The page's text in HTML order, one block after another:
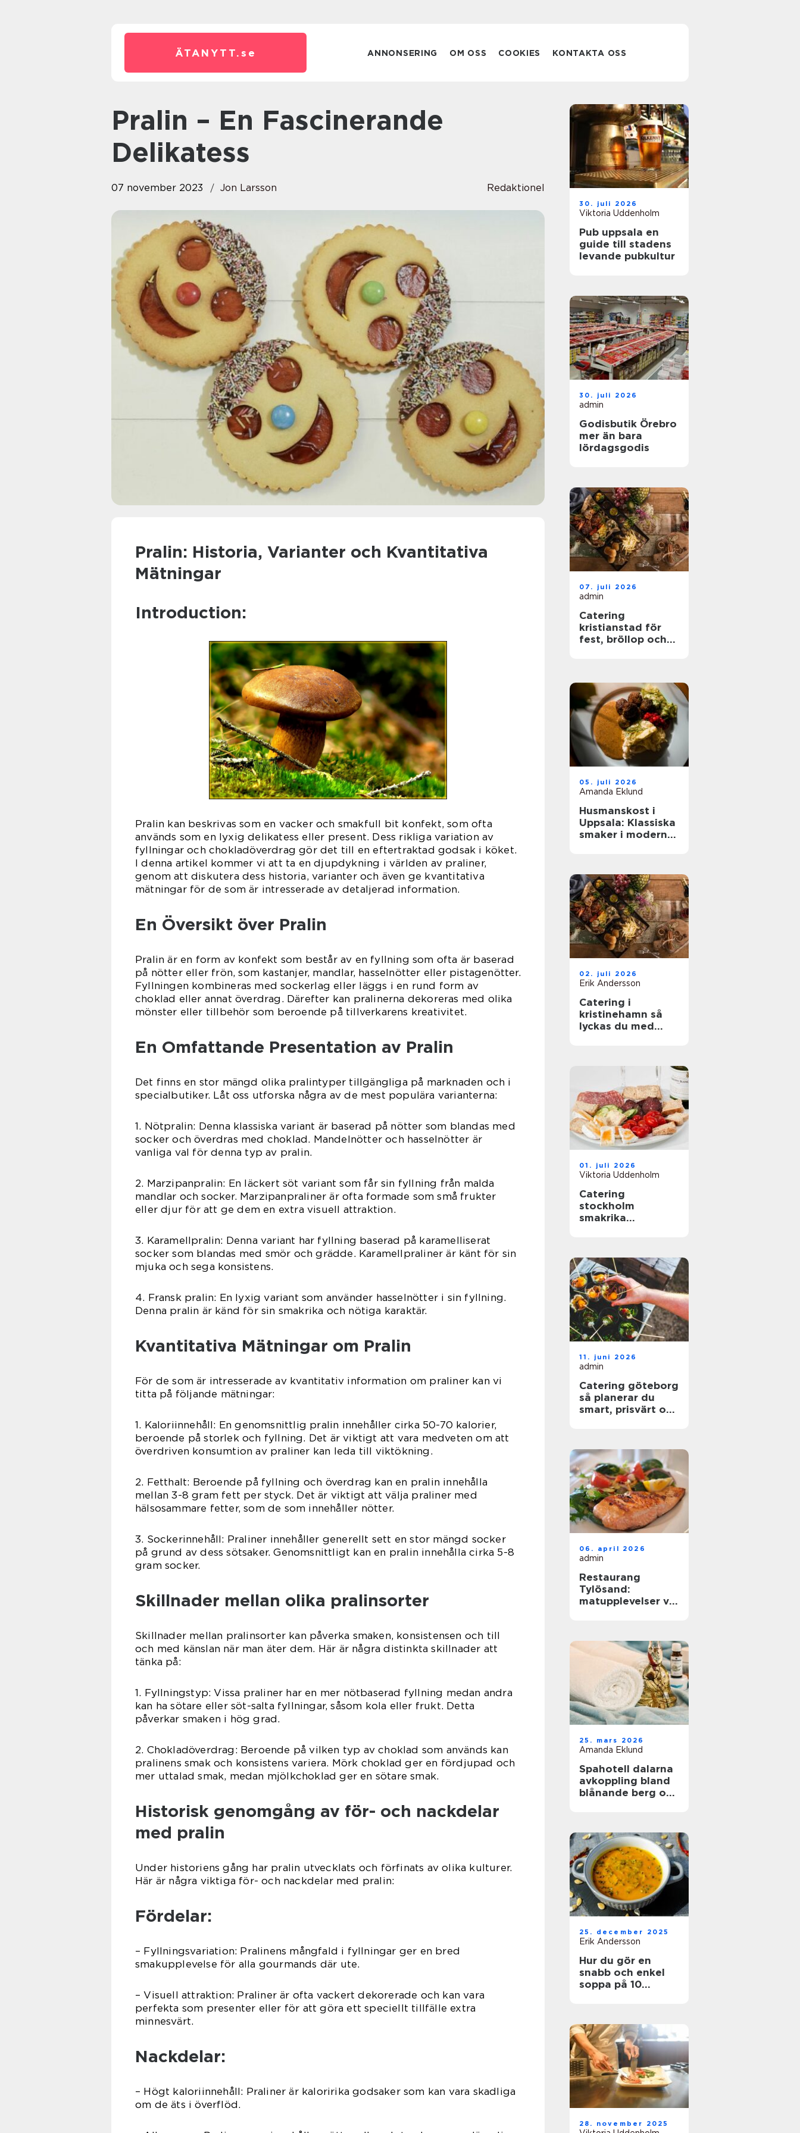
ÄTANYTT. se ANNONSERING OM OSS COOKIES KONTAKTA OSS
Pralin – En Fascinerande
Delikatess
07 november 2023 Jon Larsson Redaktionel
Pralin: Historia, Varianter och Kvantitativa
Mätningar
Introduction:
Pralin kan beskrivas som en vacker och smakfull bit konfekt, som ofta
används som en lyxig delikatess eller present. Dess rikliga variation av
fyllningar och chokladöverdrag gör det till en eftertraktad godsak i köket.
I denna artikel kommer vi att ta en djupdykning i världen av praliner,
genom att diskutera dess historia, varianter och även ge kvantitativa
mätningar för de som är intresserade av detaljerad information.
En Översikt över Pralin
Pralin är en form av konfekt som består av en fyllning som ofta är baserad
på nötter eller frön, som kastanjer, mandlar, hasselnötter eller pistagenötter.
Fyllningen kombineras med sockerlag eller läggs i en rund form av
choklad eller annat överdrag. Därefter kan pralinerna dekoreras med olika
mönster eller tillbehör som beroende på tillverkarens kreativitet.
En Omfattande Presentation av Pralin
Det finns en stor mängd olika pralintyper tillgängliga på marknaden och i
specialbutiker. Låt oss utforska några av de mest populära varianterna:
1. Nötpralin: Denna klassiska variant är baserad på nötter som blandas med
socker och överdras med choklad. Mandelnötter och hasselnötter är
vanliga val för denna typ av pralin.
2. Marzipanpralin: En läckert söt variant som får sin fyllning från malda
mandlar och socker. Marzipanpraliner är ofta formade som små frukter
eller djur för att ge dem en extra visuell attraktion.
3. Karamellpralin: Denna variant har fyllning baserad på karamelliserat
socker som blandas med smör och grädde. Karamellpraliner är känt för sin
mjuka och sega konsistens.
4. Fransk pralin: En lyxig variant som använder hasselnötter i sin fyllning.
Denna pralin är känd för sin smakrika och nötiga karaktär.
Kvantitativa Mätningar om Pralin
För de som är intresserade av kvantitativ information om praliner kan vi
titta på följande mätningar:
1. Kaloriinnehåll: En genomsnittlig pralin innehåller cirka 50-70 kalorier,
beroende på storlek och fyllning. Det är viktigt att vara medveten om att
överdriven konsumtion av praliner kan leda till viktökning.
2. Fetthalt: Beroende på fyllning och överdrag kan en pralin innehålla
mellan 3-8 gram fett per styck. Det är viktigt att välja praliner med
hälsosammare fetter, som de som innehåller nötter.
3. Sockerinnehåll: Praliner innehåller generellt sett en stor mängd socker
på grund av dess sötsaker. Genomsnittligt kan en pralin innehålla cirka 5-8
gram socker.
Skillnader mellan olika pralinsorter
Skillnader mellan pralinsorter kan påverka smaken, konsistensen och till
och med känslan när man äter dem. Här är några distinkta skillnader att
tänka på:
1. Fyllningstyp: Vissa praliner har en mer nötbaserad fyllning medan andra
kan ha sötare eller söt-salta fyllningar, såsom kola eller frukt. Detta
påverkar smaken i hög grad.
2. Chokladöverdrag: Beroende på vilken typ av choklad som används kan
pralinens smak och konsistens variera. Mörk choklad ger en fördjupad och
mer uttalad smak, medan mjölkchoklad ger en sötare smak.
Historisk genomgång av för- och nackdelar
med pralin
Under historiens gång har pralin utvecklats och förfinats av olika kulturer.
Här är några viktiga för- och nackdelar med pralin:
Fördelar:
– Fyllningsvariation: Pralinens mångfald i fyllningar ger en bred
smakupplevelse för alla gourmands där ute.
– Visuell attraktion: Praliner är ofta vackert dekorerade och kan vara
perfekta som presenter eller för att göra ett speciellt tillfälle extra
minnesvärt.
Nackdelar:
– Högt kaloriinnehåll: Praliner är kaloririka godsaker som kan vara skadliga
om de äts i överflöd.
30. juli 2026
Viktoria Uddenholm
Pub uppsala en
guide till stadens
levande pubkultur
30. juli 2026
admin
Godisbutik Örebro
mer än bara
lördagsgodis
07. juli 2026
admin
Catering
kristianstad för
fest, bröllop och
05. juli 2026
Amanda Eklund
Husmanskost i
Uppsala: Klassiska
smaker i modern
02. juli 2026
Erik Andersson
Catering i
kristinehamn så
lyckas du med
01. juli 2026
Viktoria Uddenholm
Catering
stockholm
smakrika
11. juni 2026
admin
Catering göteborg
så planerar du
smart, prisvärt och
06. april 2026
admin
Restaurang
Tylösand:
matupplevelser vid
25. mars 2026
Amanda Eklund
Spahotell dalarna
avkoppling bland
blånande berg och
25. december 2025
Erik Andersson
Hur du gör en
snabb och enkel
soppa på 10
28. november 2025